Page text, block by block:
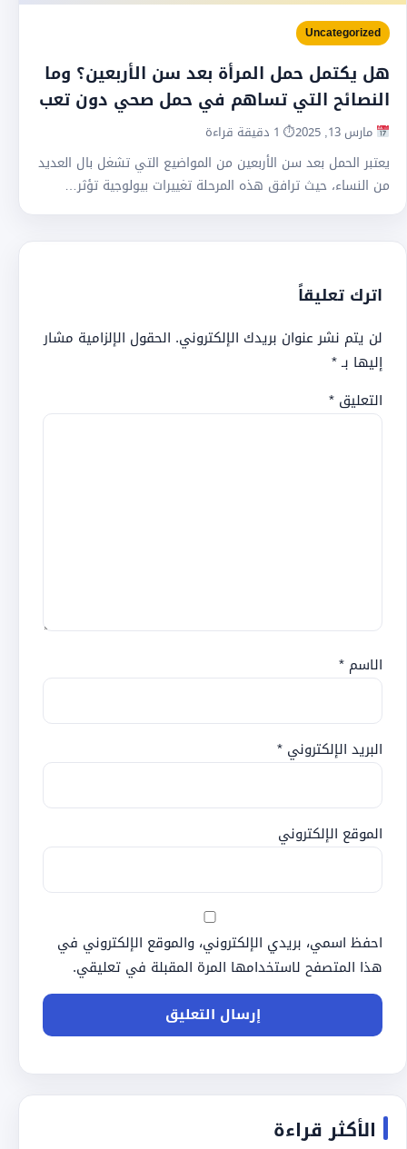
Uncategorized
هل يكتمل حمل المرأة بعد سن الأربعين؟ وما
النصائح التي تساهم في حمل صحي دون تعب
مارس 13, 2025 ⏱ 1 دقيقة قراءة
يعتبر الحمل بعد سن الأربعين من المواضيع التي تشغل بال العديد
من النساء، حيث ترافق هذه المرحلة تغييرات بيولوجية تؤثر…
اترك تعليقاً
لن يتم نشر عنوان بريدك الإلكتروني. الحقول الإلزامية مشار
إليها بـ*
التعليق *
الاسم *
البريد الإلكتروني *
الموقع الإلكتروني
احفظ اسمي، بريدي الإلكتروني، والموقع الإلكتروني في
هذا المتصفح لاستخدامها المرة المقبلة في تعليقي.
الأكثر قراءة